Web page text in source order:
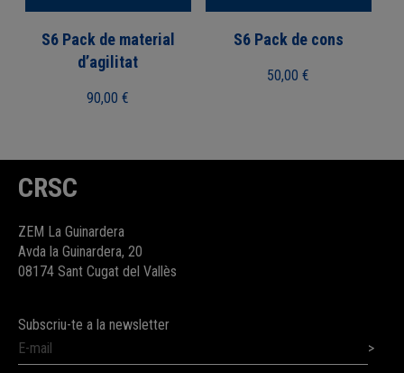
S6 Pack de material
d’agilitat
90,00€
S6 Pack de cons
50,00€
CRSC
ZEM La Guinardera
Avda la Guinardera, 20
08174 Sant Cugat del Vallès
Subscriu-te a la newsletter